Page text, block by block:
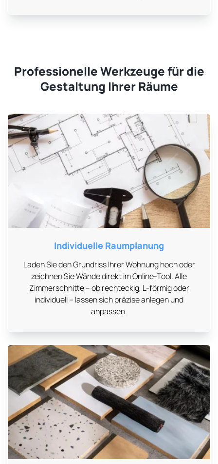
Professionelle Werkzeuge für die
Gestaltung Ihrer Räume
Individuelle Raumplanung
Laden Sie den Grundriss Ihrer Wohnung hoch oder
zeichnen Sie Wände direkt im Online-Tool. Alle
Zimmerschnitte – ob rechteckig, L-förmig oder
individuell – lassen sich präzise anlegen und
anpassen.